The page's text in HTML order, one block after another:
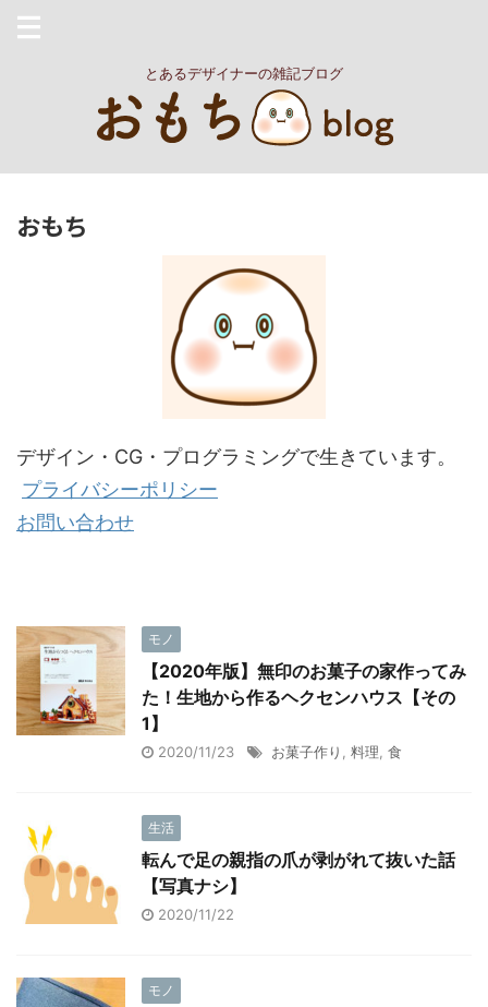
とあるデザイナーの雑記ブログ
おもち
デザイン・CG・プログラミングで生きています。
プライバシーポリシー
お問い合わせ
モノ
【2020年版】無印のお菓子の家作ってみ
た！生地から作るヘクセンハウス【その
1】
2020/11/23 お菓子作り 料理 食
生活
転んで足の親指の爪が剥がれて抜いた話
【写真ナシ】
2020/11/22
モノ